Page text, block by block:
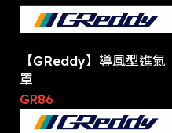
【GReddy】導風型進氣
罩
GR86